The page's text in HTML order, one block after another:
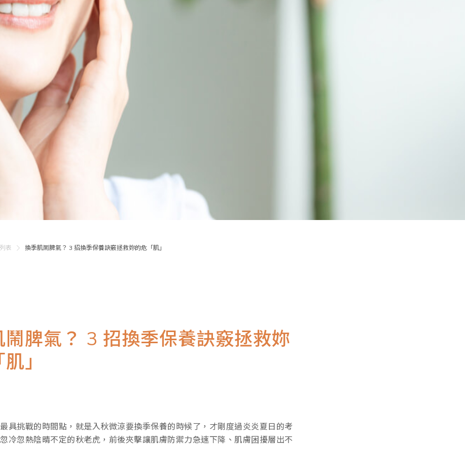
表 換季肌鬧脾氣？ 3 招換季保養訣竅拯救妳的危「肌」
鬧脾氣？ 3 招換季保養訣竅拯救妳
」
具挑戰的時間點，就是入秋微涼要換季保養的時候了，才剛度過炎炎夏日的考
冷忽熱陰晴不定的秋老虎，前後夾擊讓肌膚防禦力急速下降、肌膚困擾層出不